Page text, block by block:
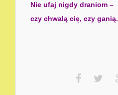
Nie ufaj nigdy draniom –
czy chwalą cię, czy ganią.